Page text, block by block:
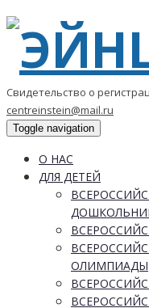
Свидетельство о
centreinstein@mail.ru
Toggle navigation
О НАС
ДЛЯ ДЕТЕЙ
ОЛИМПИАДЫ